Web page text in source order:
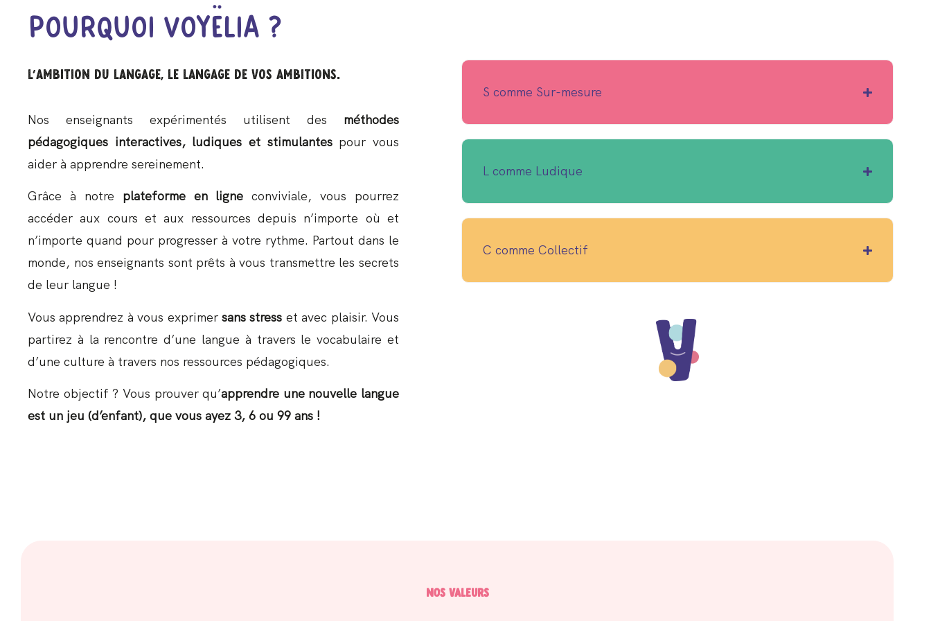
Pourquoi Voyëlia ?
L'ambition du langage, le langage de vos ambitions.
Nos enseignants expérimentés utilisent des méthodes
pédagogiques interactives, ludiques et stimulantespour vous
aider à apprendre sereinement.
Grâce à notre plateforme en ligne conviviale, vous pourrez
accéder aux cours et aux ressources depuis n’importe où et
n’importe quand pour progresser à votre rythme. Partout dans le
monde, nos enseignants sont prêts à vous transmettre les secrets
de leur langue !
Vous apprendrez à vous exprimer sans stress et avec plaisir. Vous
partirez à la rencontre d’une langue à travers le vocabulaire et
d’une culture à travers nos ressources pédagogiques.
Notre objectif ? Vous prouver qu’apprendre une nouvelle langue
est un jeu (d’enfant), que vous ayez 3, 6 ou 99 ans !
S comme Sur-mesure
L comme Ludique
C comme Collectif
Nos Valeurs